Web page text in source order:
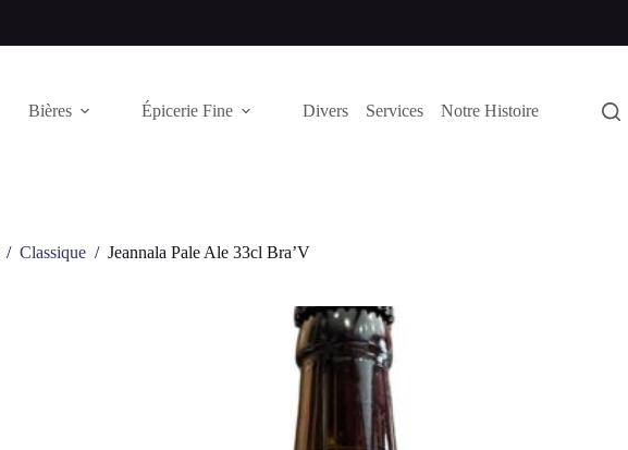
Bières Épicerie Fine Divers Services Notre Histoire
/ Classique / Jeannala Pale Ale 33cl Bra’V